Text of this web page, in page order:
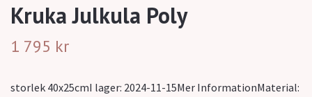
Kruka Julkula Poly
1 795 kr
storlek 40x25cmI lager: 2024-11-15Mer InformationMaterial: